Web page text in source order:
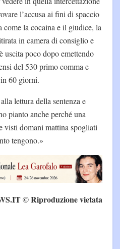
l’accusa ai fini di spaccio
come la cocaina e il giudice, la
in camera di consiglio e
uscita poco dopo emettendo
del 530 primo comma e
60 giorni.
lettura della sentenza e
pianto anche perché una
visti domani mattina spogliati
tengono.»
© Riproduzione vietata